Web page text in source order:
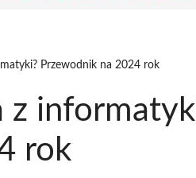
Przewodnik na 2024 rok
z
rok